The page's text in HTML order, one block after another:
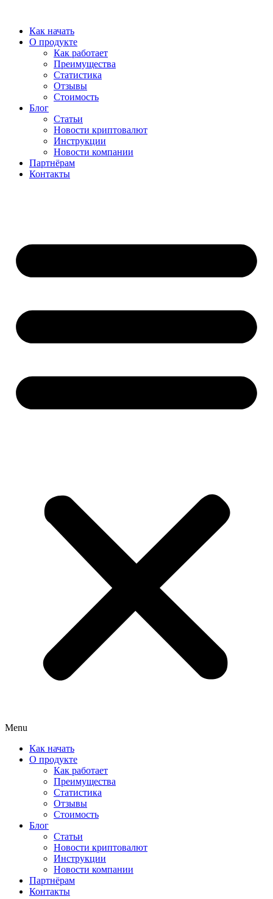
содержимому
Как начать
О продукте
Как работает
Преимущества
Статистика
Отзывы
Стоимость
Блог
Статьи
Новости криптовалют
Инструкции
Новости компании
Партнёрам
Контакты
Menu
Как начать
О продукте
Как работает
Преимущества
Статистика
Отзывы
Стоимость
Блог
Статьи
Новости криптовалют
Инструкции
Новости компании
Партнёрам
Контакты